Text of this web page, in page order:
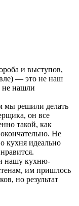
и выступов,
— это не наш
не нашли
мы решили делать
он все
такой, как
Не
кухня идеально
нашу кухню-
им пришлось
но результат